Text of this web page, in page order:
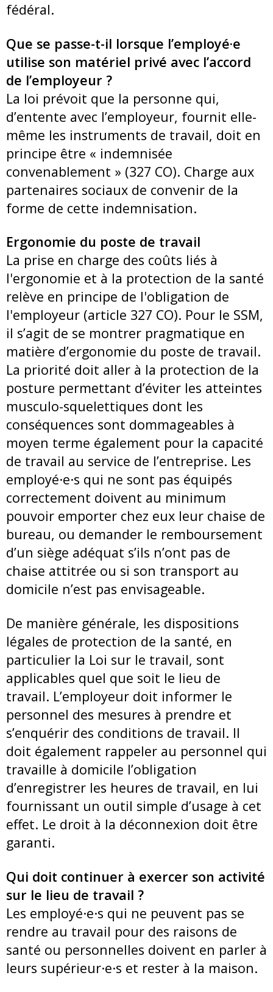
fédéral.
Que se passe-t-il lorsque l’employé·e
utilise son matériel privé avec l’accord
de l’employeur ?
La loi prévoit que la personne qui,
d’entente avec l’employeur, fournit elle-
même les instruments de travail, doit en
principe être « indemnisée
convenablement » (327 CO). Charge aux
partenaires sociaux de convenir de la
forme de cette indemnisation.
Ergonomie du poste de travail
La prise en charge des coûts liés à
l'ergonomie et à la protection de la santé
relève en principe de l'obligation de
l'employeur (article 327 CO). Pour le SSM,
il s’agit de se montrer pragmatique en
matière d’ergonomie du poste de travail.
La priorité doit aller à la protection de la
posture permettant d’éviter les atteintes
musculo-squelettiques dont les
conséquences sont dommageables à
moyen terme également pour la capacité
de travail au service de l’entreprise. Les
employé·e·s qui ne sont pas équipés
correctement doivent au minimum
pouvoir emporter chez eux leur chaise de
bureau, ou demander le remboursement
d’un siège adéquat s’ils n’ont pas de
chaise attitrée ou si son transport au
domicile n’est pas envisageable.
De manière générale, les dispositions
légales de protection de la santé, en
particulier la Loi sur le travail, sont
applicables quel que soit le lieu de
travail. L’employeur doit informer le
personnel des mesures à prendre et
s’enquérir des conditions de travail. Il
doit également rappeler au personnel qui
travaille à domicile l’obligation
d’enregistrer les heures de travail, en lui
fournissant un outil simple d’usage à cet
effet. Le droit à la déconnexion doit être
garanti.
Qui doit continuer à exercer son activité
sur le lieu de travail ?
Les employé·e·s qui ne peuvent pas se
rendre au travail pour des raisons de
santé ou personnelles doivent en parler à
leurs supérieur·e·s et rester à la maison.